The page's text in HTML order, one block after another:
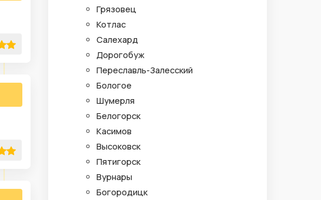
Грязовец
Котлас
Салехард
Дорогобуж
Переславль-Залесский
Бологое
Шумерля
Белогорск
Касимов
Высоковск
Пятигорск
Вурнары
Богородицк